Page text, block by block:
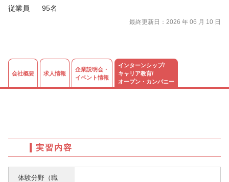
従業員
95名
最終更新日：2026 年 06 月 10 日
会社概要 求人情報
企業説明会・
イベント情報
インターンシップ/
キャリア教育/
オープン・カンパニー
実習内容
体験分野（職